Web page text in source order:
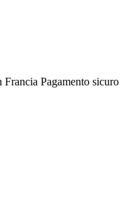
Francia Pagamento sicuro